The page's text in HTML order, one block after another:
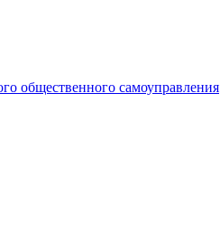
общественного самоуправления